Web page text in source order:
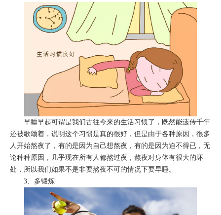
早睡早起可谓是我们古往今来的生活习惯了，既然能遗传千年
还被歌颂着，说明这个习惯是真的很好，但是由于各种原因，很多
人开始熬夜了，有的是因为自己想熬夜，有的是因为迫不得已，无
论种种原因，几乎现在所有人都熬过夜，熬夜对身体有很大的坏
处，所以我们如果不是非要熬夜不可的情况下要早睡。
3、多锻炼